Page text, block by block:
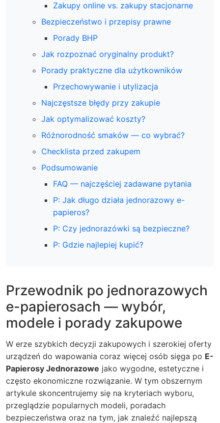
Zakupy online vs. zakupy stacjonarne
Bezpieczeństwo i przepisy prawne
Porady BHP
Jak rozpoznać oryginalny produkt?
Porady praktyczne dla użytkowników
Przechowywanie i utylizacja
Najczęstsze błędy przy zakupie
Jak optymalizować koszty?
Różnorodność smaków — co wybrać?
Checklista przed zakupem
Podsumowanie
FAQ — najczęściej zadawane pytania
P: Jak długo działa jednorazowy e-
papieros?
P: Czy jednorazówki są bezpieczne?
P: Gdzie najlepiej kupić?
Przewodnik po jednorazowych
e-papierosach — wybór,
modele i porady zakupowe
W erze szybkich decyzji zakupowych i szerokiej oferty
urządzeń do wapowania coraz więcej osób sięga po E-
Papierosy Jednorazowe jako wygodne, estetyczne i
często ekonomiczne rozwiązanie. W tym obszernym
artykule skoncentrujemy się na kryteriach wyboru,
przeglądzie popularnych modeli, poradach
bezpieczeństwa oraz na tym, jak znaleźć najlepszą